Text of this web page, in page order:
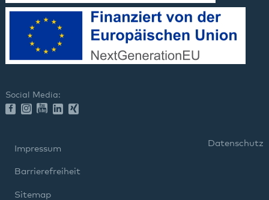
Social Media:
Impressum
Datenschutz
Barrierefreiheit
Sitemap